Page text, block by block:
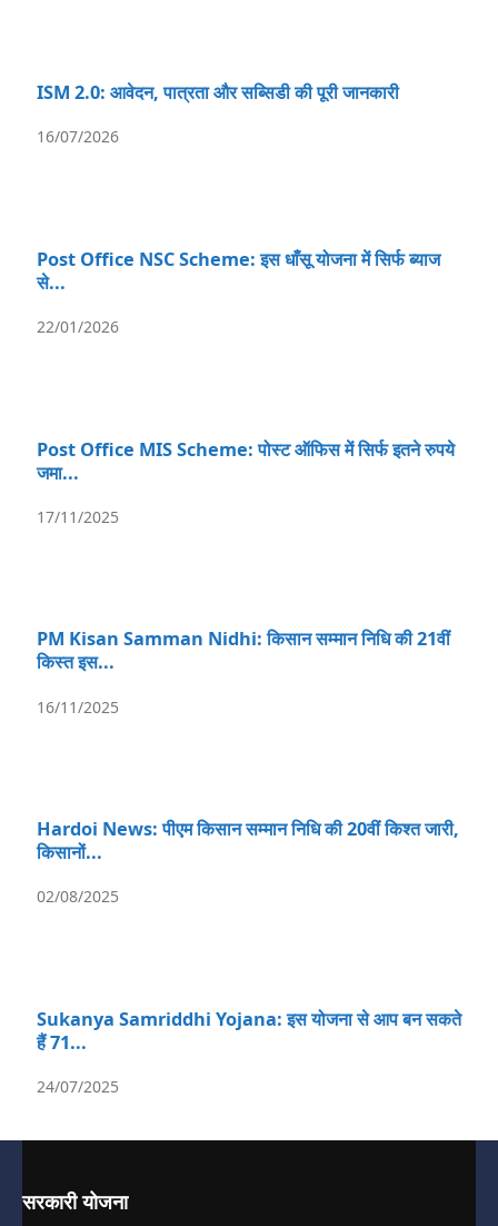
ISM 2.0: आवेदन, पात्रता और सब्सिडी की पूरी जानकारी
16/07/2026
Post Office NSC Scheme: इस धाँसू योजना में सिर्फ ब्याज
से...
22/01/2026
Post Office MIS Scheme: पोस्ट ऑफिस में सिर्फ इतने रुपये
जमा...
17/11/2025
PM Kisan Samman Nidhi: किसान सम्मान निधि की 21वीं
किस्त इस...
16/11/2025
Hardoi News: पीएम किसान सम्मान निधि की 20वीं किश्त जारी,
किसानों...
02/08/2025
Sukanya Samriddhi Yojana: इस योजना से आप बन सकते
हैं 71...
24/07/2025
सरकारी योजना